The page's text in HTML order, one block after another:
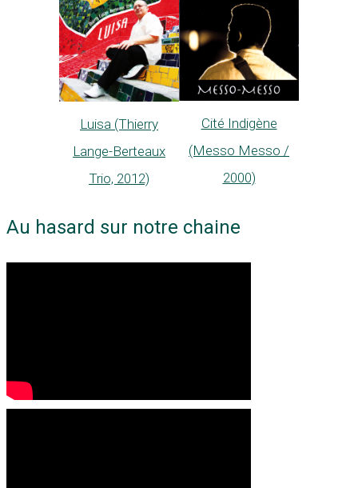
Luisa (Thierry
Lange-Berteaux
Trio, 2012)
Cité Indigène
(Messo Messo /
2000)
Au hasard sur notre chaine